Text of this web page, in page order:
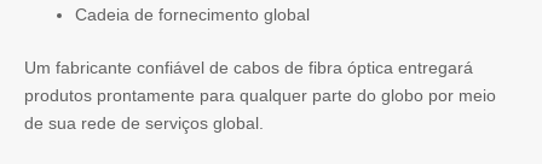
Cadeia de fornecimento global
Um fabricante confiável de cabos de fibra óptica entregará
produtos prontamente para qualquer parte do globo por meio
de sua rede de serviços global.